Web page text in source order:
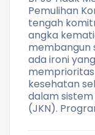
Pemulihan
tengah
angka
membangun
ada ironi
kesehatan
dalam
(JKN).